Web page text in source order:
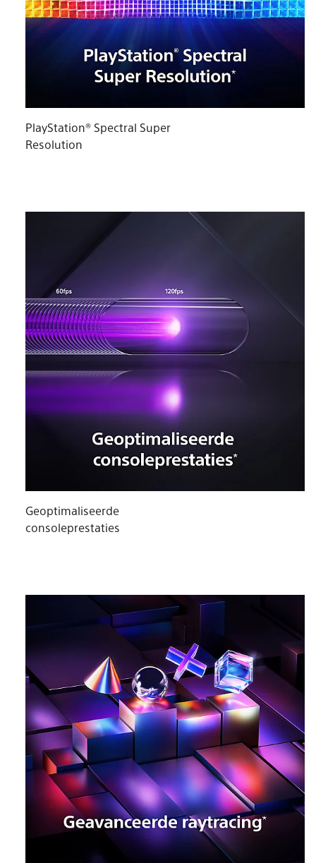
PlayStation® Spectral Super
Resolution
Geoptimaliseerde
consoleprestaties